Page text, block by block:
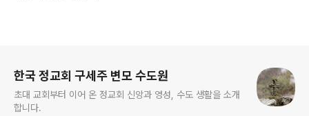
한국 정교회 구세주 변모 수도원
초대 교회부터 이어 온 정교회 신앙과 영성, 수도 생활을 소개
합니다.